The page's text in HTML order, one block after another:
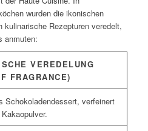
wurden die ikonischen
Rezepturen veredelt,
anmuten:
VEREDELUNG
FRAGRANCE)
Schokoladendessert, verfeinert